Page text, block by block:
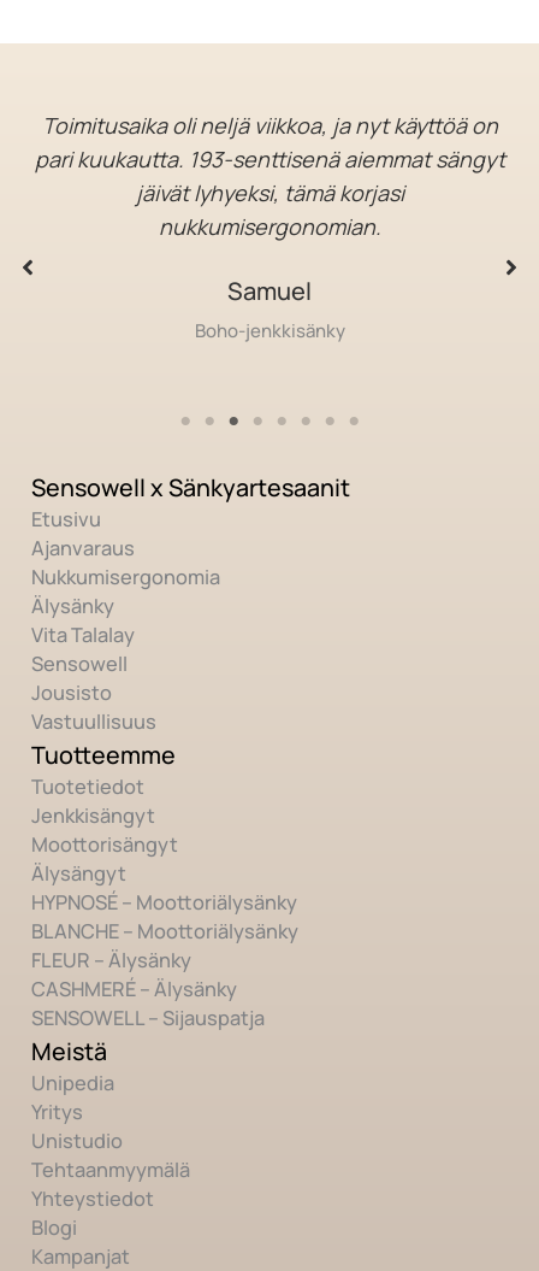
Toimitusaika oli neljä viikkoa, ja nyt käyttöä on
pari kuukautta. 193-senttisenä aiemmat sängyt
jäivät lyhyeksi, tämä korjasi
nukkumisergonomian.
Samuel
Boho-jenkkisänky
Sensowell x Sänkyartesaanit
Etusivu
Ajanvaraus
Nukkumisergonomia
Älysänky
Vita Talalay
Sensowell
Jousisto
Vastuullisuus
Tuotteemme
Tuotetiedot
Jenkkisängyt
Moottorisängyt
Älysängyt
HYPNOSÉ – Moottoriälysänky
BLANCHE – Moottoriälysänky
FLEUR – Älysänky
CASHMERÉ – Älysänky
SENSOWELL – Sijauspatja
Meistä
Unipedia
Yritys
Unistudio
Tehtaanmyymälä
Yhteystiedot
Blogi
Kampanjat